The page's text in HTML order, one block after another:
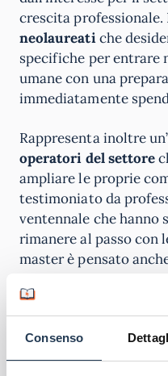
Consenso
crescita
neolaureatiche
specifiche per entrare
umane con una
immediatamente
Rappresenta inoltre
operatori del settore
ampliare le proprie
testimoniato da
ventennale che hanno
rimanere al passo con
master è pensato
nell’ambito HR.
Tutti i corsisti
individuali di